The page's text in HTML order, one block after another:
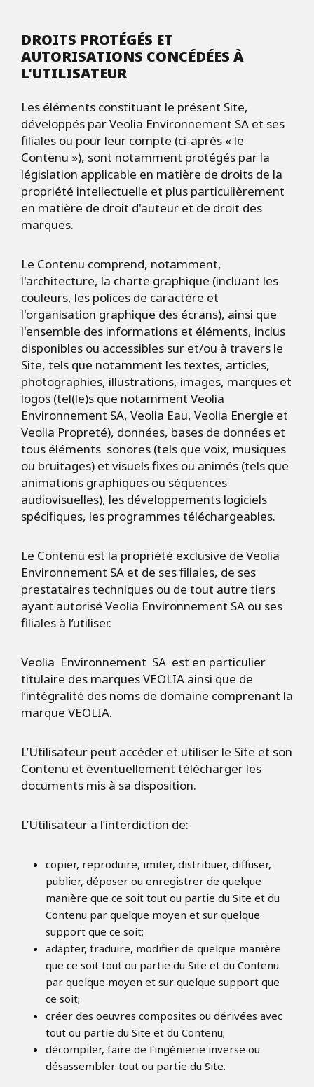
DROITS PROTÉGÉS ET
AUTORISATIONS CONCÉDÉES À
L'UTILISATEUR
Les éléments constituant le présent Site,
développés par Veolia Environnement SA et ses
filiales ou pour leur compte (ci-après « le
Contenu »), sont notamment protégés par la
législation applicable en matière de droits de la
propriété intellectuelle et plus particulièrement
en matière de droit d'auteur et de droit des
marques.
Le Contenu comprend, notamment,
l'architecture, la charte graphique (incluant les
couleurs, les polices de caractère et
l'organisation graphique des écrans), ainsi que
l'ensemble des informations et éléments, inclus
disponibles ou accessibles sur et/ou à travers le
Site, tels que notamment les textes, articles,
photographies, illustrations, images, marques et
logos (tel(le)s que notamment Veolia
Environnement SA, Veolia Eau, Veolia Energie et
Veolia Propreté), données, bases de données et
tous éléments sonores (tels que voix, musiques
ou bruitages) et visuels fixes ou animés (tels que
animations graphiques ou séquences
audiovisuelles), les développements logiciels
spécifiques, les programmes téléchargeables.
Le Contenu est la propriété exclusive de Veolia
Environnement SA et de ses filiales, de ses
prestataires techniques ou de tout autre tiers
ayant autorisé Veolia Environnement SA ou ses
filiales à l’utiliser.
Veolia Environnement SA est en particulier
titulaire des marques VEOLIA ainsi que de
l’intégralité des noms de domaine comprenant la
marque VEOLIA.
L’Utilisateur peut accéder et utiliser le Site et son
Contenu et éventuellement télécharger les
documents mis à sa disposition.
L’Utilisateur a l’interdiction de:
copier, reproduire, imiter, distribuer, diffuser,
publier, déposer ou enregistrer de quelque
manière que ce soit tout ou partie du Site et du
Contenu par quelque moyen et sur quelque
support que ce soit;
adapter, traduire, modifier de quelque manière
que ce soit tout ou partie du Site et du Contenu
par quelque moyen et sur quelque support que
ce soit;
créer des oeuvres composites ou dérivées avec
tout ou partie du Site et du Contenu;
décompiler, faire de l'ingénierie inverse ou
désassembler tout ou partie du Site.